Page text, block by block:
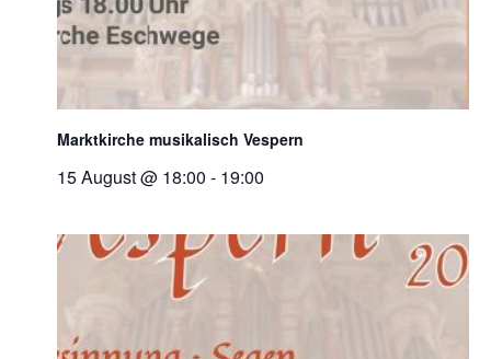
Marktkirche musikalisch Vespern
15 August @ 18:00 - 19:00